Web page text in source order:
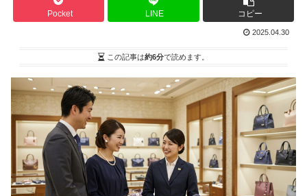
Pocket LINE コピー
2025.04.30
この記事は約6分で読めます。